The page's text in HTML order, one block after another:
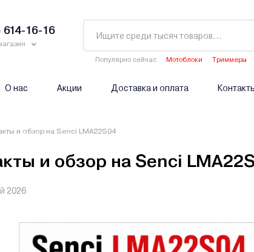
614-16-16
Популярно сейчас Мотоблоки Триммеры
О нас Акции Доставка и оплата
и обзор на Senci LMA22S04
и обзор на Senci
2026